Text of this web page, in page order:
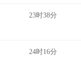
23时38分
24时16分